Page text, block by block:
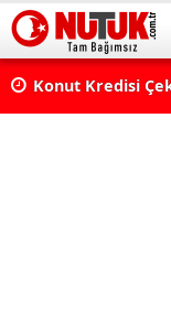
Konut Kredisi